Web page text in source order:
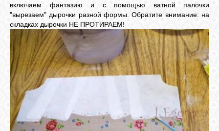
включаем фантазию и с помощью ватной палочки
"вырезаем" дырочки разной формы. Обратите внимание: на
складках дырочки НЕ ПРОТИРАЕМ!